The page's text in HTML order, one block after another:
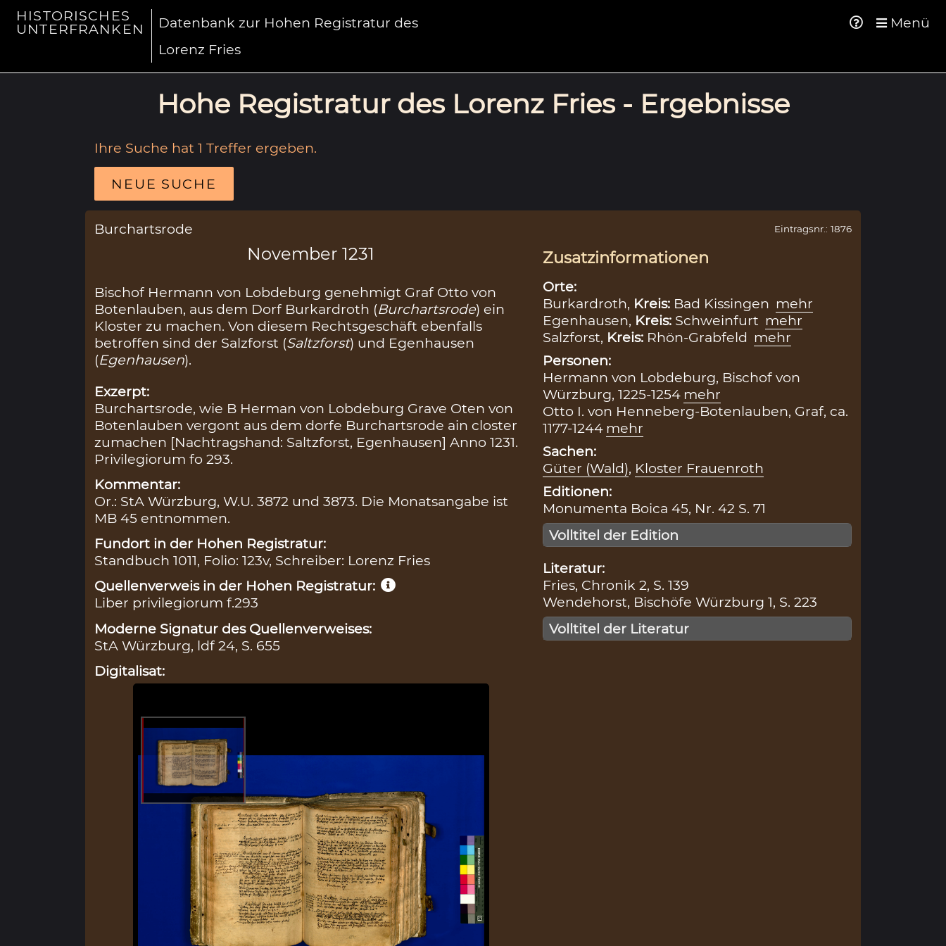
HISTORISCHES
UNTERFRANKEN
Datenbank zur Hohen Registratur des
Lorenz Fries
Menü
Hohe Registratur des Lorenz Fries - Ergebnisse
Ihre Suche hat 1 Treffer ergeben.
NEUE SUCHE
Burchartsrode
November 1231
Bischof Hermann von Lobdeburg genehmigt Graf Otto von
Botenlauben, aus dem Dorf Burkardroth (Burchartsrode) ein
Kloster zu machen. Von diesem Rechtsgeschäft ebenfalls
betroffen sind der Salzforst (Saltzforst) und Egenhausen
(Egenhausen).
Exzerpt:
Burchartsrode, wie B Herman von Lobdeburg Grave Oten von
Botenlauben vergont aus dem dorfe Burchartsrode ain closter
zumachen [Nachtragshand: Saltzforst, Egenhausen] Anno 1231.
Privilegiorum fo 293.
Kommentar:
Or.: StA Würzburg, W.U. 3872 und 3873. Die Monatsangabe ist
MB 45 entnommen.
Fundort in der Hohen Registratur:
Standbuch 1011, Folio: 123v, Schreiber: Lorenz Fries
Quellenverweis in der Hohen Registratur:
Liber privilegiorum f.293
Moderne Signatur des Quellenverweises:
StA Würzburg, ldf 24, S. 655
Digitalisat:
Eintragsnr.: 1876
Zusatzinformationen
Orte:
Burkardroth, Kreis: Bad Kissingen mehr
Egenhausen, Kreis: Schweinfurt mehr
Salzforst, Kreis: Rhön-Grabfeld mehr
Personen:
Hermann von Lobdeburg, Bischof von
Würzburg, 1225-1254 mehr
Otto I. von Henneberg-Botenlauben, Graf, ca.
1177-1244 mehr
Sachen:
Güter (Wald), Kloster Frauenroth
Editionen:
Monumenta Boica 45, Nr. 42 S. 71
Volltitel der Edition
Literatur:
Fries, Chronik 2, S. 139
Wendehorst, Bischöfe Würzburg 1, S. 223
Volltitel der Literatur